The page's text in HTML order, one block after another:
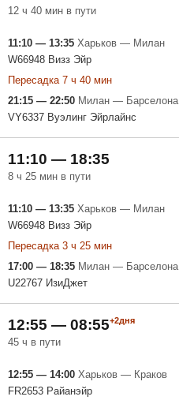
12 ч 40 мин в пути
11:10 — 13:35 Харьков — Милан
W66948 Визз Эйр
Пересадка 7 ч 40 мин
21:15 — 22:50 Милан — Барселона
VY6337 Вуэлинг Эйрлайнс
11:10 — 18:35
8 ч 25 мин в пути
11:10 — 13:35 Харьков — Милан
W66948 Визз Эйр
Пересадка 3 ч 25 мин
17:00 — 18:35 Милан — Барселона
U22767 ИзиДжет
12:55 — 08:55+2дня
45 ч в пути
12:55 — 14:00 Харьков — Краков
FR2653 Райанэйр